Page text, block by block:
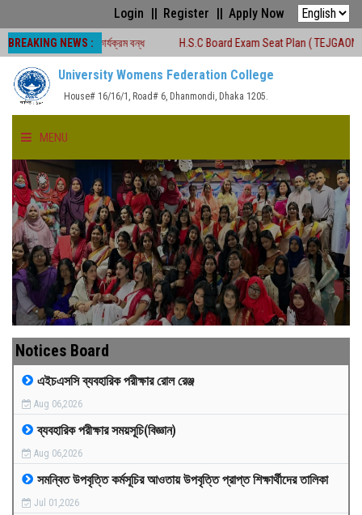
Login Register Apply Now
BREAKING NEWS :
শ্রেণীকার্যক্রম বন্ধ H.S.C Board Exam Seat Plan ( TEJGAON COLLEGE)
University Womens Federation College
House# 16/16/1, Road# 6, Dhanmondi, Dhaka 1205.
MENU
HOME
ABOUT US
FACULTIES
ACADEMICS
GALLERY
MEDIA
PAYMENT
CO-CURRICULUM
Notices Board
এইচএসসি ব্যবহারিক পরীক্ষার রোল রেঞ্জ
Aug 06,2026
ব্যবহারিক পরীক্ষার সময়সূচি(বিজ্ঞান)
Aug 06,2026
সমন্বিত উপবৃত্তি কর্মসূচির আওতায় উপবৃত্তি প্রাপ্ত শিক্ষার্থীদের তালিকা
Jul 01,2026